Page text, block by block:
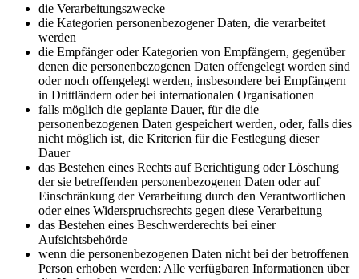
die Verarbeitungszwecke
die Kategorien personenbezogener Daten, die verarbeitet
werden
die Empfänger oder Kategorien von Empfängern, gegenüber
denen die personenbezogenen Daten offengelegt worden sind
oder noch offengelegt werden, insbesondere bei Empfängern
in Drittländern oder bei internationalen Organisationen
falls möglich die geplante Dauer, für die die
personenbezogenen Daten gespeichert werden, oder, falls dies
nicht möglich ist, die Kriterien für die Festlegung dieser
Dauer
das Bestehen eines Rechts auf Berichtigung oder Löschung
der sie betreffenden personenbezogenen Daten oder auf
Einschränkung der Verarbeitung durch den Verantwortlichen
oder eines Widerspruchsrechts gegen diese Verarbeitung
das Bestehen eines Beschwerderechts bei einer
Aufsichtsbehörde
wenn die personenbezogenen Daten nicht bei der betroffenen
Person erhoben werden: Alle verfügbaren Informationen über